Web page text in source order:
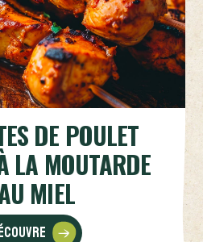
DE POULET
LA MOUTARDE
MIEL